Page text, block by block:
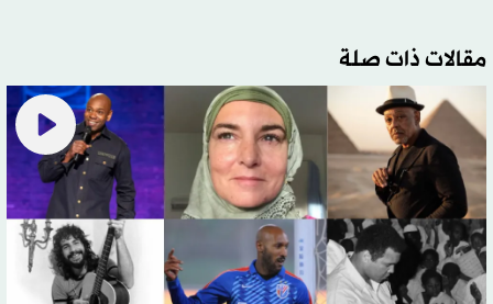
مقالات ذات صلة